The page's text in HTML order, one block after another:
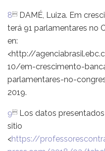
8 DAMÉ, Luiza. Em
terá 91 parlamentares no
en:
<http://
10/em-crescimento-
parlamentares-no-
2019.
9 Los datos
sitio
<https://